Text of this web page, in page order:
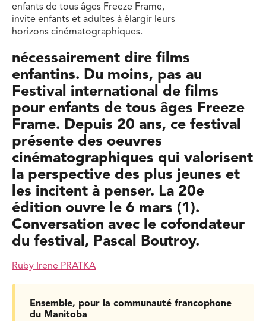
enfants de tous âges Freeze Frame,
invite enfants et adultes à élargir leurs
horizons cinématographiques.
nécessairement dire films
enfantins. Du moins, pas au
Festival international de films
pour enfants de tous âges Freeze
Frame. Depuis 20 ans, ce festival
présente des oeuvres
cinématographiques qui valorisent
la perspective des plus jeunes et
les incitent à penser. La 20e
édition ouvre le 6 mars (1).
Conversation avec le cofondateur
du festival, Pascal Boutroy.
Ruby Irene PRATKA
Ensemble, pour la communauté francophone
du Manitoba